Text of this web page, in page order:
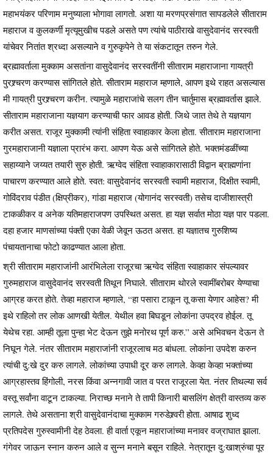
महाभयंकर परिणाम मनुष्याला भोगावा लागतो. अशा या मरणप्रसंगात सापडलेले सीताराम
महाराज व कुलकर्णी मृत्यूमुखीच पडले असते पण त्यांचे पाठीराखे वासुदेवानंद सरस्वती
यांचेवर नितांत श्रध्दा असल्याने व गुरुकृपेने ते या संकटातून तरुन गेले.
ब्रह्मावर्ताला मुक्काम असतांना वासुदेवानंद सरस्वतींनी सीताराम महाराजाना गायत्री
पुरश्र्चरण करण्यास सांगितले होते. सीताराम महाराज म्हणाले, आपण इथे राहत असल्यास
मी गायत्री पुरश्र्चरण करीन. त्यामुळे महाराजांचे सलग तीन चार्तुमास ब्रह्मावर्तास झाले.
सीताराम महाराजाना यज्ञयाग करण्याची फार आवड होती. जिथे जात तेथे ते यज्ञयाग
करीत असत. राजूर मुक्कामी त्यांनी संहिता स्वाहाकार केला होता. सीताराम महाराजाना
गुरमहाराजानी यज्ञाला प्रारंभ करा. आपण येऊ असे सांगितले होते. भक्तमंडळींच्या
सहाय्याने जय्यत तयारी सुरु होती. ऋग्वेद संहिता स्वाहाकारासाठी विद्वान ब्राह्मणांना
पाचारण करण्यात आले होते. स्वत: वासुदेवानंद सरस्वती स्वामी महाराज, दिक्षीत स्वामी,
गोविंदराव पंडीत (क्षिप्रीकर), गांडा महाराज (योगानंद सरस्वती) तसेच दाजीशास्त्री
टाकळीकर व अनेक यतिमहाराजपण उपस्थित असत. हा यज्ञ सर्वात मोठा यज्ञ पार पडला.
दहा हजार माणसांच्या पंक्ती एका वेळी जेवून ऊठत असत. हा यज्ञातच गुरुशिष्य
पंचायतानाचा फोटो काढण्यात आला होता.
श्री सीताराम महाराजांनी आरंभिलेला राजूरचा ऋग्वेद संहिता स्वाहाकार संपल्यावर
गुरुमहाराज वासुदेवानंद सरस्वती तिथून निघाले. सीताराम थोरले स्वामींबरोबर येण्याचा
आग्रह करत होते. तेव्हा महाराज म्हणाले, “हा पसारा टाकून तू कसा येणार आहेस? मी
इथे राहिलो तर लोक आणखी येतील. येथील हवा बिघडून लोकांना उपद्रव होईल. तू
येथेच रहा. आम्ही तूला पुन्हा भेट देऊन तुझे मनोरथ पूर्ण करु.” असे अभिवचन देऊन ते
निघून गेले. नंतर सीताराम महाराजांनी राजूरलाच मठ बांधला. लोकांना उपदेश करुन
त्यांची दु:खे दुर करु लागले. लोकांच्या उपाधी दूर करु लागले. केव्हा केव्हा भक्तांच्या
आग्रहास्तव हिंगोली, नरस किंवा अन्नगावी जात व परत राजूरला येत. नंतर तिथल्या सर्व
वस्तू सर्वांना वाटून टाकल्या. निराच्छ मनाने ते तापी किनारी बासलिंग क्षेत्री वास्तव्य करु
लागले. तेथे असताना श्री वासुदेवानंदाचा मुक्काम गरुडेश्र्वरी होता. आषाढ शुध्द
प्रतिपदेस गुरुस्वामीनी देह ठेवला. ही वार्ता एकून महाराजांच्या मनावर वज्राघात झाला.
गंगेवर जाऊन स्नान करुन आले व सुन्न मनाने बसून राहिले. नेत्रातून दु:खाश्रुंचा पूर